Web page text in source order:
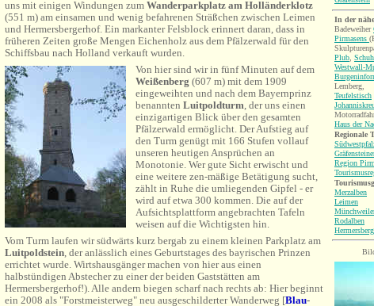
uns mit einigen Windungen zum Wanderparkplatz am Holländerklotz
(551 m) am einsamen und wenig befahrenen Sträßchen zwischen Leimen
und Hermersbergerhof. Ein markanter Felsblock erinnert daran, dass in
früheren Zeiten große Mengen Eichenholz aus dem Pfälzerwald für den
Schiffsbau nach Holland verkauft wurden.
Von hier sind wir in fünf Minuten auf dem
Weißenberg (607 m) mit dem 1909
eingeweihten und nach dem Bayernprinz
benannten Luitpoldturm, der uns einen
einzigartigen Blick über den gesamten
Pfälzerwald ermöglicht. Der Aufstieg auf
den Turm genügt mit 166 Stufen vollauf
unseren heutigen Ansprüchen an
Monotonie. Wer gute Sicht erwischt und
eine weitere zen-mäßige Betätigung sucht,
zählt in Ruhe die umliegenden Gipfel - er
wird auf etwa 300 kommen. Die auf der
Aufsichtsplattform angebrachten Tafeln
weisen auf die Wichtigsten hin.
Vom Turm laufen wir südwärts kurz bergab zu einem kleinen Parkplatz am
Luitpoldstein, der anlässlich eines Geburtstages des bayrischen Prinzen
errichtet wurde. Wirtshausgänger machen von hier aus einen
halbstündigen Abstecher zu einer der beiden Gaststätten am
Hermersbergerhof!). Alle andern biegen scharf nach rechts ab: Hier beginnt
ein 2008 als "Forstmeisterweg" neu ausgeschilderter Wanderweg [Blau-
In der
Badeweiher
Pirmasens
Plub
Westwall-
Lemberg,
Teufelstisch
Haus der
Regionale
Region
Merzalben
Leimen
Rodalben